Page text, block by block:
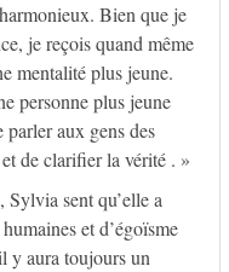
Bien que je
je reçois quand même
mentalité plus jeune.
personne plus jeune
parler aux gens des
de clarifier la vérité . »
Sylvia sent qu’elle a
et d’égoïsme
y aura toujours un